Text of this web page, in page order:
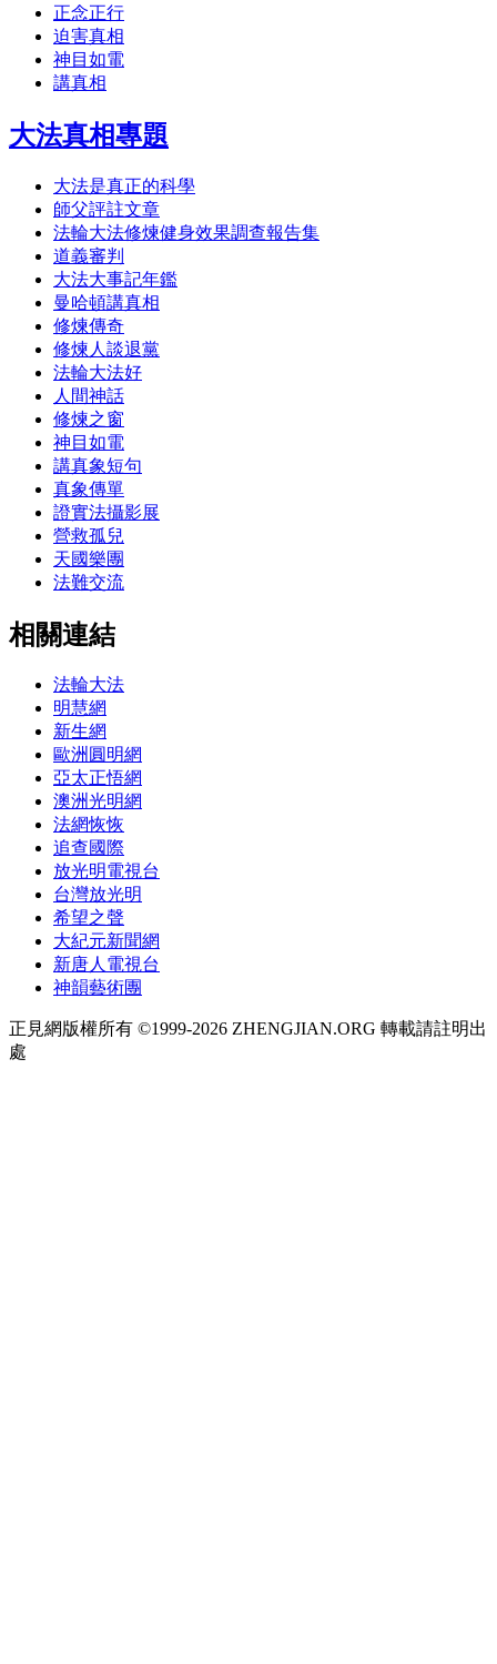
正念正行
迫害真相
神目如電
講真相
大法真相專題
大法是真正的科學
師父評註文章
法輪大法修煉健身效果調查報告集
道義審判
大法大事記年鑑
曼哈頓講真相
修煉傳奇
修煉人談退黨
法輪大法好
人間神話
修煉之窗
神目如電
講真象短句
真象傳單
證實法攝影展
營救孤兒
天國樂團
法難交流
相關連結
法輪大法
明慧網
新生網
歐洲圓明網
亞太正悟網
澳洲光明網
法網恢恢
追查國際
放光明電視台
台灣放光明
希望之聲
大紀元新聞網
新唐人電視台
神韻藝術團
正見網版權所有 ©1999-2026 ZHENGJIAN.ORG 轉載請註明出
處